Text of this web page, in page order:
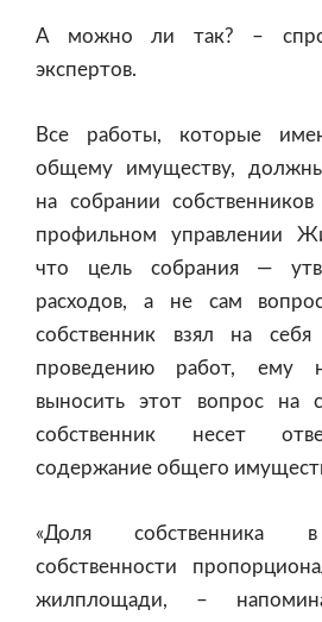
А можно ли так? –
экспертов.
Все работы, которые
общему имуществу, должны
на собрании
профильном управлении
что цель собрания —
расходов, а не сам
собственник взял на
проведению работ,
выносить этот вопрос на
собственник несет
содержание общего
«Доля собственника
собственности
жилплощади, –